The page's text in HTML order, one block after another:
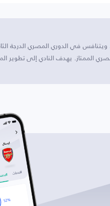
في الدوري المصري الدرجة
الممتاز. يهدف النادي إلى تطوير